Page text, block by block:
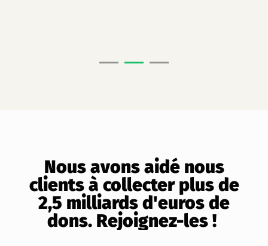
Nous avons aidé nous
clients à collecter plus de
2,5 milliards d'euros de
dons. Rejoignez-les !